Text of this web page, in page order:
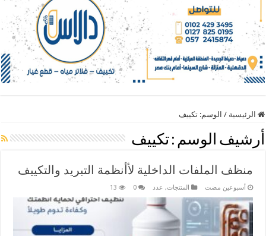
الرئيسية / الوسم: تكييف
أرشيف الوسم :تكييف
منظف الملفات الداخلية لأأنظمة التبريد والتكييف
‏أسبوعين مضت المنتجات, عدد 0
13